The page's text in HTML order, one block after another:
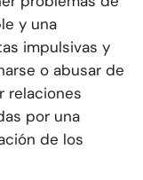
y una
impulsivas y
o abusar de
relaciones
por una
de los